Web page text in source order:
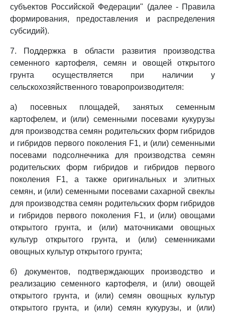
субъектов Российской Федерации" (далее - Правила
формирования, предоставления и распределения
субсидий).
7. Поддержка в области развития производства
семенного картофеля, семян и овощей открытого
грунта осуществляется при наличии у
сельскохозяйственного товаропроизводителя:
а) посевных площадей, занятых семенным
картофелем, и (или) семенными посевами кукурузы
для производства семян родительских форм гибридов
и гибридов первого поколения F1, и (или) семенными
посевами подсолнечника для производства семян
родительских форм гибридов и гибридов первого
поколения F1, а также оригинальных и элитных
семян, и (или) семенными посевами сахарной свеклы
для производства семян родительских форм гибридов
и гибридов первого поколения F1, и (или) овощами
открытого грунта, и (или) маточниками овощных
культур открытого грунта, и (или) семенниками
овощных культур открытого грунта;
б) документов, подтверждающих производство и
реализацию семенного картофеля, и (или) овощей
открытого грунта, и (или) семян овощных культур
открытого грунта, и (или) семян кукурузы, и (или)